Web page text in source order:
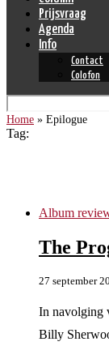
Prijsvraag
Agenda
Info
Contact
Colofon
Home » Epilogue
Tag:
Album
The
27 september
In navolging
Billy